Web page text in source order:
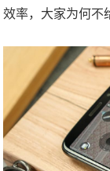
效率，大家为何不